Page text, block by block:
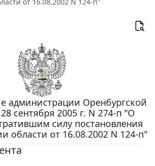
администрации Оренбургской
сентября 2005 г. N 274-п "О
силу постановления
области от 16.08.2002 N 124-п"